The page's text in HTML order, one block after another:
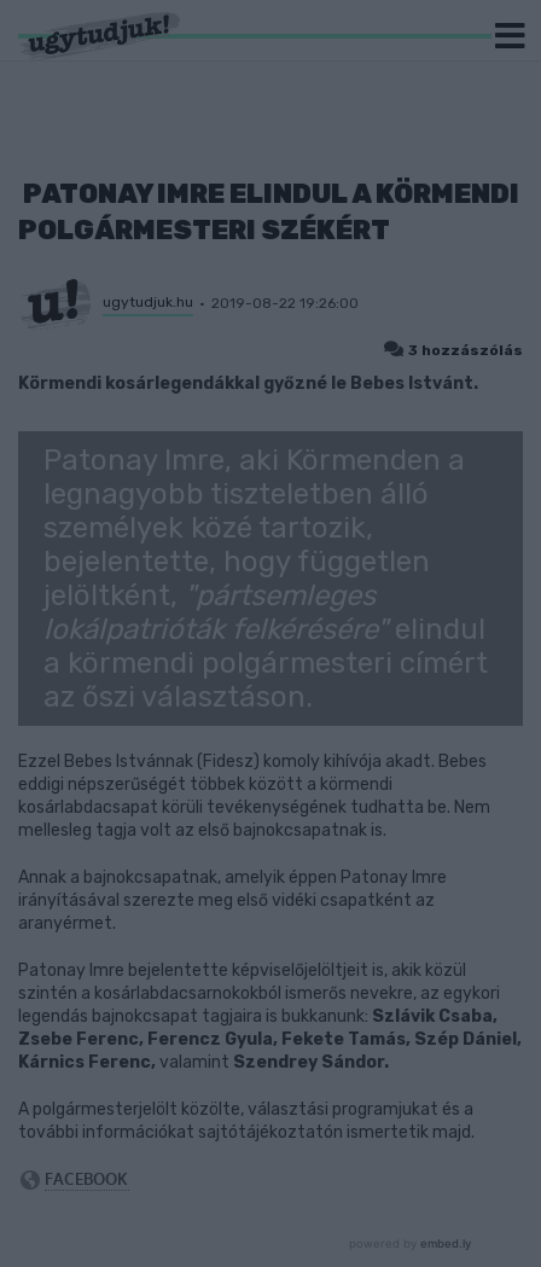
PATONAY IMRE ELINDUL A KÖRMENDI
POLGÁRMESTERI SZÉKÉRT
ugytudjuk.hu 2019-08-22 19:26:00
3 hozzászólás
Körmendi kosárlegendákkal győzné le Bebes Istvánt.
Patonay Imre, aki Körmenden a
legnagyobb tiszteletben álló
személyek közé tartozik,
bejelentette, hogy független
jelöltként, "pártsemleges
lokálpatrióták felkérésére"elindul
a körmendi polgármesteri címért
az őszi választáson.
Ezzel Bebes Istvánnak (Fidesz) komoly kihívója akadt. Bebes
eddigi népszerűségét többek között a körmendi
kosárlabdacsapat körüli tevékenységének tudhatta be. Nem
mellesleg tagja volt az első bajnokcsapatnak is.
Annak a bajnokcsapatnak, amelyik éppen Patonay Imre
irányításával szerezte meg első vidéki csapatként az
aranyérmet.
Patonay Imre bejelentette képviselőjelöltjeit is, akik közül
szintén a kosárlabdacsarnokokból ismerős nevekre, az egykori
legendás bajnokcsapat tagjaira is bukkanunk: Szlávik Csaba,
Zsebe Ferenc, Ferencz Gyula, Fekete Tamás, Szép Dániel,
Kárnics Ferenc, valamint Szendrey Sándor.
A polgármesterjelölt közölte, választási programjukat és a
további információkat sajtótájékoztatón ismertetik majd.